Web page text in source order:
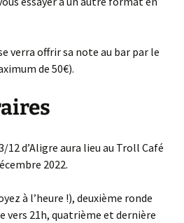
verra offrir sa note au bar par le
de 50€).
12 d’Aligre aura lieu au Troll Café
2022.
à l’heure !), deuxième ronde
vers 21h, quatrième et dernière